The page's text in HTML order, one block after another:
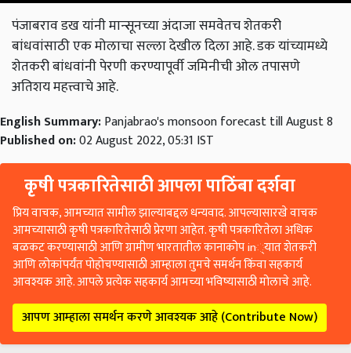
पंजाबराव डख यांनी मान्सूनच्या अंदाजा समवेतच शेतकरी
बांधवांसाठी एक मोलाचा सल्ला देखील दिला आहे. डक यांच्यामध्ये
शेतकरी बांधवांनी पेरणी करण्यापूर्वी जमिनीची ओल तपासणे
अतिशय महत्त्वाचे आहे.
English Summary:Panjabrao's monsoon forecast till August 8
Published on:02 August 2022, 05:31 IST
कृषी पत्रकारितेसाठी आपला पाठिंबा दर्शवा
प्रिय वाचक, आमच्यात सामील झाल्याबद्दल धन्यवाद. आपल्यासारखे वाचक
आमच्यासाठी कृषी पत्रकारितेसाठी प्रेरणा आहेत. कृषी पत्रकारितेला अधिक
बळकट करण्यासाठी आणि ग्रामीण भारतातील कानाकोप in्यात शेतकरी
आणि लोकांपर्यंत पोहोचण्यासाठी आम्हाला तुमचे समर्थन किंवा सहकार्य
आवश्यक आहे. आपले प्रत्येक सहकार्य आमच्या भविष्यासाठी मोलाचे आहे.
आपण आम्हाला समर्थन करणे आवश्यक आहे (Contribute Now)